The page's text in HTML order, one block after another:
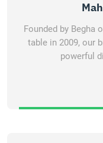
Founded by Begha
table in 2009, our
powerful